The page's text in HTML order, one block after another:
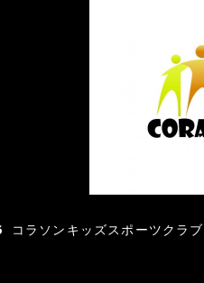
コラソンキッズスポーツクラブ